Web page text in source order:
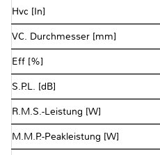
Hvc [In]
VC. Durchmesser [mm]
Eff [%]
S.P.L. [dB]
R.M.S.-Leistung [W]
M.M.P.-Peakleistung [W]